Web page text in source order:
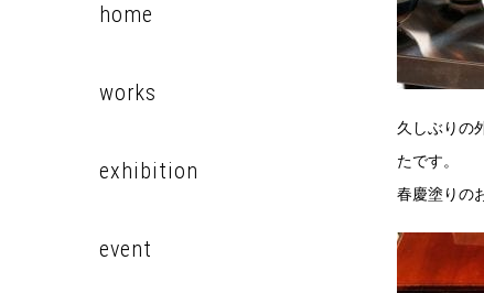
home
works
exhibition
event
久しぶりの
たです。
春慶塗りの